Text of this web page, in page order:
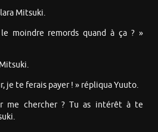
Mitsuki.
moindre remords quand à ça ? »
je te ferais payer ! » répliqua Yuuto.
me chercher ? Tu as intérêt à te